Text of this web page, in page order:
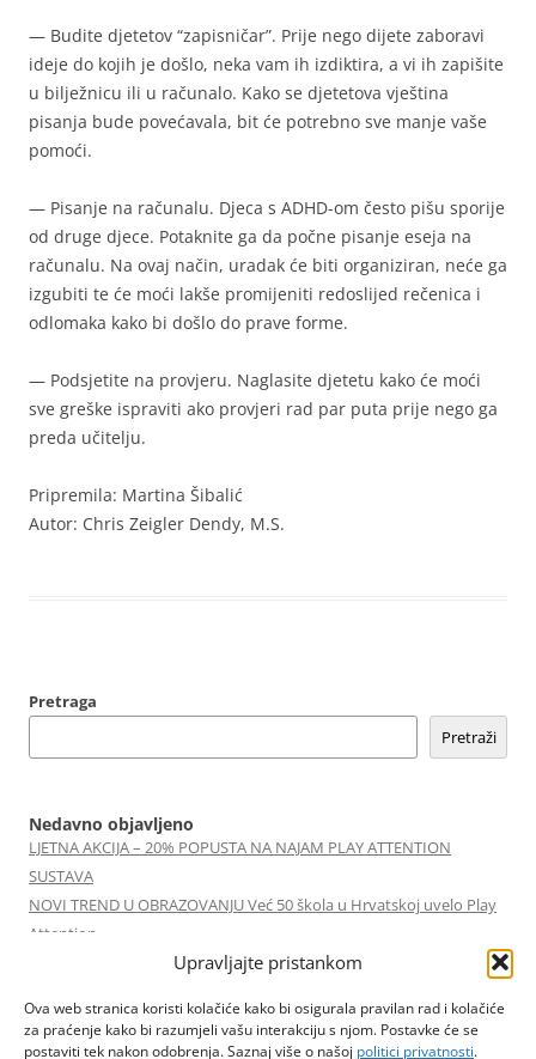
Upravljajte pristankom
Ova web stranica koristi kolačiće kako bi osigurala pravilan rad i kolačiće
za praćenje kako bi razumjeli vašu interakciju s njom. Postavke će se
postaviti tek nakon odobrenja. Saznaj više o našoj politici privatnosti.
— Budite djetetov “zapisničar”. Prije nego dijete zaboravi
ideje do kojih je došlo, neka vam ih izdiktira, a vi ih zapišite
u bilježnicu ili u računalo. Kako se djetetova vještina
pisanja bude povećavala, bit će potrebno sve manje vaše
pomoći.
— Pisanje na računalu. Djeca s ADHD-om često pišu sporije
od druge djece. Potaknite ga da počne pisanje eseja na
računalu. Na ovaj način, uradak će biti organiziran, neće ga
izgubiti te će moći lakše promijeniti redoslijed rečenica i
odlomaka kako bi došlo do prave forme.
— Podsjetite na provjeru. Naglasite djetetu kako će moći
sve greške ispraviti ako provjeri rad par puta prije nego ga
preda učitelju.
Pripremila: Martina Šibalić
Autor: Chris Zeigler Dendy, M.S.
Pretraga
Pretraži
Nedavno objavljeno
LJETNA AKCIJA – 20% POPUSTA NA NAJAM PLAY ATTENTION
SUSTAVA
NOVI TREND U OBRAZOVANJU Već 50 škola u Hrvatskoj uvelo Play
Attention
Play Attention Online Edukacija 05/05/2026
Izazovi koji mijenjaju škole | Marko Ferek | TEDxNKPPBjelovar